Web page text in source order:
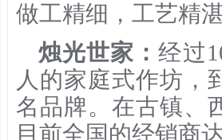
做工精细，工艺精
烛光世家：经过
人的家庭式作坊，
名品牌。在古镇、
目前全国的经销商